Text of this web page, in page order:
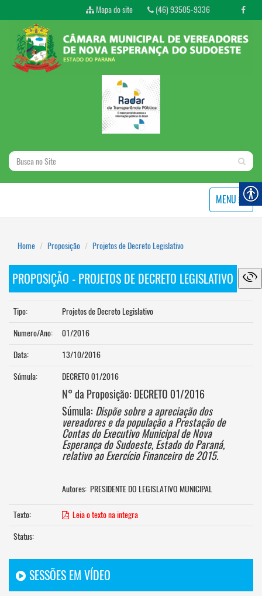
Mapa do site (46) 93505-9336
MENU
Home Proposição Projetos de Decreto Legislativo
PROPOSIÇÃO - PROJETOS DE DECRETO LEGISLATIVO
Tipo:
Projetos de Decreto Legislativo
Numero/Ano:
01/2016
Data:
13/10/2016
Súmula:
DECRETO 01/2016
N° da Proposição: DECRETO 01/2016
Súmula: Dispõe sobre aapreciaçãodos
vereadores e da população a Prestação de
Contas do Executivo Municipal de Nova
Esperança do Sudoeste, Estado do Paraná,
relativo ao Exercício Financeiro de 2015.
Autores: PRESIDENTE DO LEGISLATIVO MUNICIPAL
Texto:
Leia o texto na integra
Status:
SESSÕES EM VÍDEO